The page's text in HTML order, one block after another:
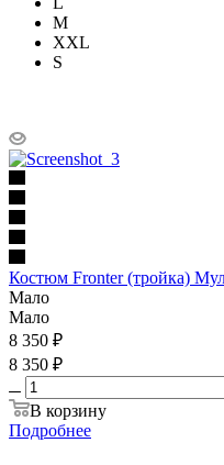
M
XXL
S
Костюм Fronter (тройка)
Мало
Мало
8 350 ₽
8 350 ₽
В корзину
Подробнее